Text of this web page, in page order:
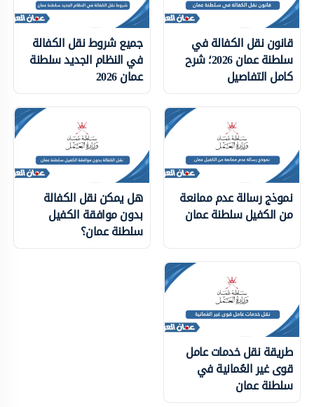
قانون نقل الكفالة في
سلطنة عمان 2026؛ شرح
كامل التفاصيل
جميع شروط نقل الكفالة
في النظام الجديد سلطنة
عمان 2026
نموذج رسالة عدم ممانعة
من الكفيل سلطنة عمان
هل يمكن نقل الكفالة
بدون موافقة الكفيل
سلطنة عمان؟
طريقة نقل خدمات عامل
قوى غير العُمانية في
سلطنة عمان